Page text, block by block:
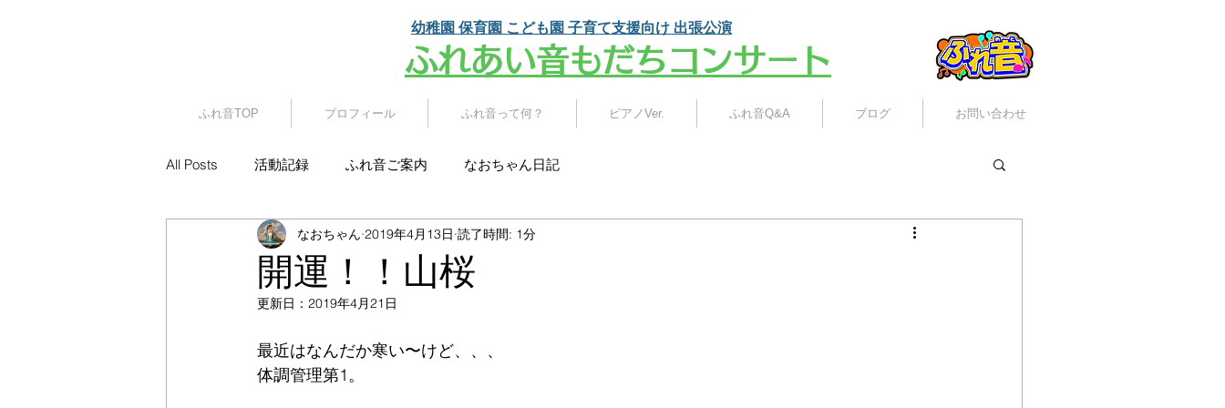
幼稚園 保育園 こども園 子育て支援向け 出張公演
​ふれあい音もだちコンサート
ふれ音TOP プロフィール ふれ音って何？ ピアノVer. ふれ音Q&A ブログ お問い合わせ
All Posts 活動記録 ふれ音ご案内 なおちゃん日記
開運！！山桜
なおちゃん 2019年4月13日 読了時間: 1分
更新日： 2019年4月21日
最近はなんだか寒い〜けど、、、
体調管理第1。